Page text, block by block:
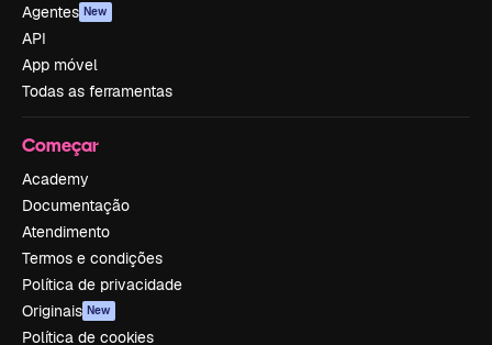
Agentes New
API
App móvel
Todas as ferramentas
Começar
Academy
Documentação
Atendimento
Termos e condições
Política de privacidade
Originais New
Política de cookies